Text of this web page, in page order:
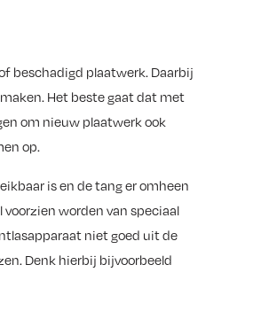
beschadigd plaatwerk. Daarbij
Het beste gaat dat met
om nieuw plaatwerk ook
op.
is en de tang er omheen
worden van speciaal
niet goed uit de
Denk hierbij bijvoorbeeld